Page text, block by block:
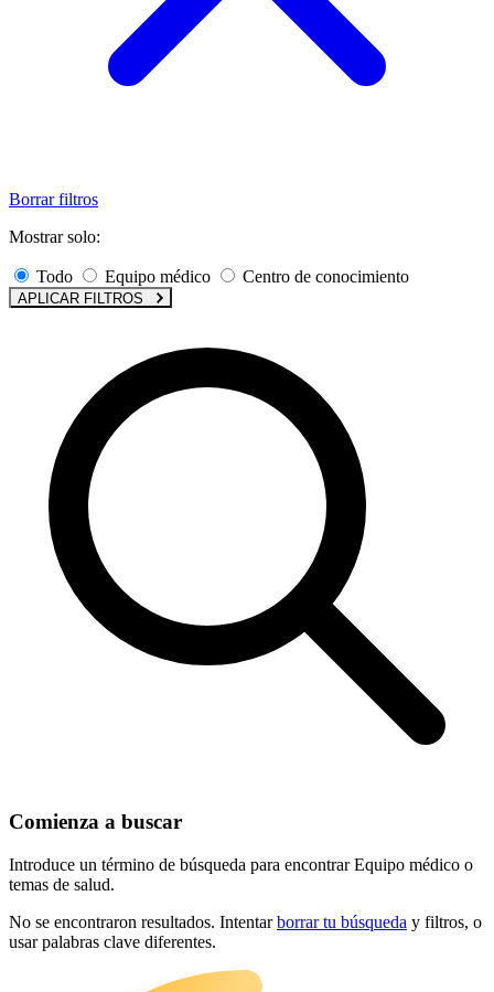
Borrar filtros
Mostrar solo:
Todo Equipo médico Centro de conocimiento
APLICAR FILTROS
Comienza a buscar
Introduce un término de búsqueda para encontrar Equipo médico o
temas de salud.
No se encontraron resultados. Intentarborrar tu búsqueda y filtros, o
usar palabras clave diferentes.